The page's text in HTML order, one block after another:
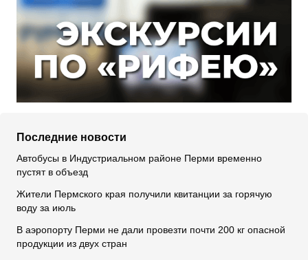
Последние новости
Автобусы в Индустриальном районе Перми временно
пустят в объезд
Жители Пермского края получили квитанции за горячую
воду за июль
В аэропорту Перми не дали провезти почти 200 кг опасной
продукции из двух стран